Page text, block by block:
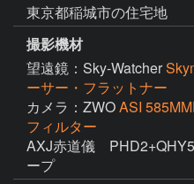
東京都稲城市の住宅地
撮影機材
望遠鏡：Sky-Watcher
ーサー・フラットナー
カメラ：ZWOASI
フィルター
AXJ赤道儀　
ープ